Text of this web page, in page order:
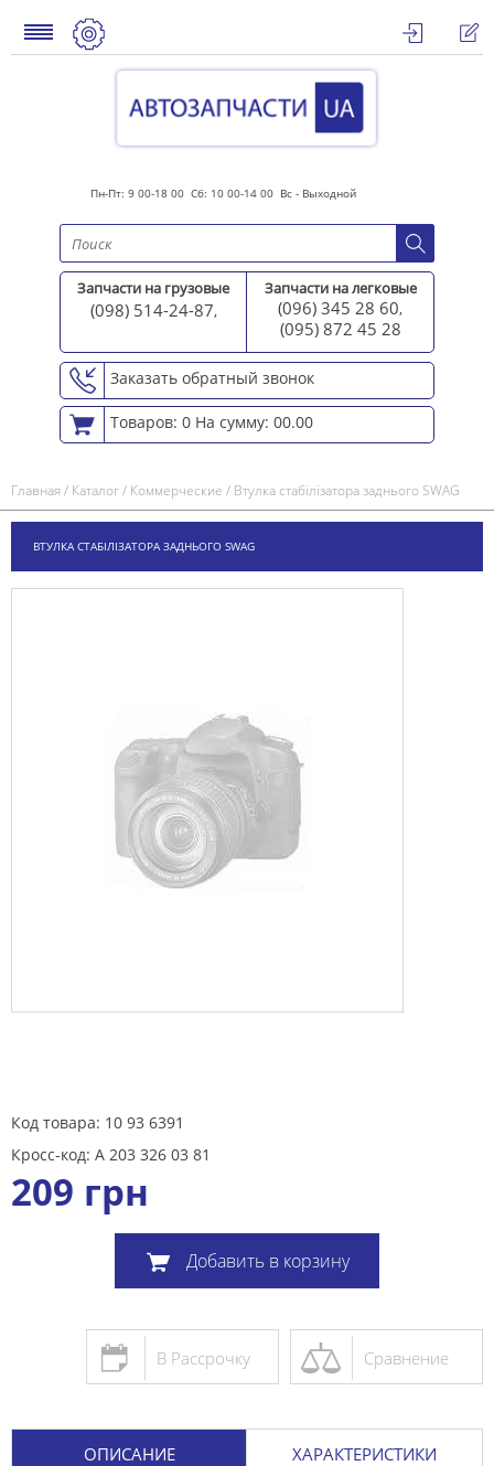
Пн-Пт: 9 00-18 00 Сб: 10 00-14 00 Вс - Выходной
Запчасти на грузовые
(098) 514-24-87,
Запчасти на легковые
(096) 345 28 60,
(095) 872 45 28
Заказать обратный звонок
Товаров: 0 На сумму: 00.00
Главная/ Каталог/ Коммерческие / Втулка стабілізатора заднього SWAG
ВТУЛКА СТАБІЛІЗАТОРА ЗАДНЬОГО SWAG
Код товара: 10 93 6391
Кросс-код: A 203 326 03 81
209 грн
Добавить в корзину
Сравнение
В Рассрочку
ОПИСАНИЕ ХАРАКТЕРИСТИКИ